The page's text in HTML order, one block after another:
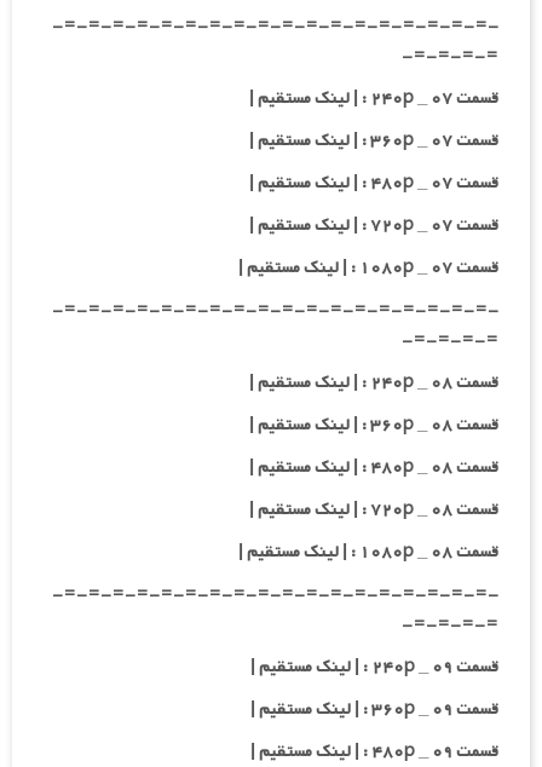
-=-=-=-=-=-=-=-=-=-=-=-=-=-=-=-=-=-=-
=-=-=-=-
قسمت ۰۷ _ ۲۴۰p : | لینک مستقیم |
قسمت ۰۷ _ ۳۶۰p : | لینک مستقیم |
قسمت ۰۷ _ ۴۸۰p : | لینک مستقیم |
قسمت ۰۷ _ ۷۲۰p : | لینک مستقیم |
قسمت ۰۷ _ ۱۰۸۰p : | لینک مستقیم |
-=-=-=-=-=-=-=-=-=-=-=-=-=-=-=-=-=-=-
=-=-=-=-
قسمت ۰۸ _ ۲۴۰p : | لینک مستقیم |
قسمت ۰۸ _ ۳۶۰p : | لینک مستقیم |
قسمت ۰۸ _ ۴۸۰p : | لینک مستقیم |
قسمت ۰۸ _ ۷۲۰p : | لینک مستقیم |
قسمت ۰۸ _ ۱۰۸۰p : | لینک مستقیم |
-=-=-=-=-=-=-=-=-=-=-=-=-=-=-=-=-=-=-
=-=-=-=-
قسمت ۰۹ _ ۲۴۰p : | لینک مستقیم |
قسمت ۰۹ _ ۳۶۰p : | لینک مستقیم |
قسمت ۰۹ _ ۴۸۰p : | لینک مستقیم |